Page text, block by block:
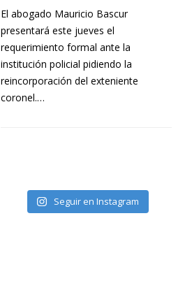
El abogado Mauricio Bascur
presentará este jueves el
requerimiento formal ante la
institución policial pidiendo la
reincorporación del exteniente
coronel.…
Seguir en Instagram